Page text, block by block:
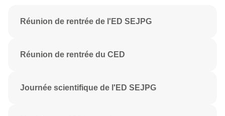
Réunion de rentrée de l'ED SEJPG
Réunion de rentrée du CED
Journée scientifique de l'ED SEJPG